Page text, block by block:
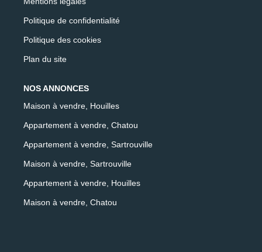
Politique de confidentialité
Politique des cookies
Plan du site
NOS ANNONCES
Maison à vendre, Houilles
Appartement à vendre, Chatou
Appartement à vendre, Sartrouville
Maison à vendre, Sartrouville
Appartement à vendre, Houilles
Maison à vendre, Chatou